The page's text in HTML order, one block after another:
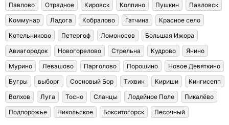
Павлово
Отрадное Кировск Колпино Пушкин
Павловск
Коммунар
Ладога Кобралово Гатчина
Красное село
Котельниково
Петергоф Ломоносов
Большая Ижора
Авиагородок
Новогорелово Стрельна Кудрово
Янино
Мурино
Левашово Парголово Порошино
Новое Девяткино
Бугры
выборг Сосновый Бор Тихвин Кириши
Кингисепп
Волхов
Луга Тосно Сланцы Лодейное Поле
Пикалёво
Подпорожье
Никольское Бокситогорск Песочный